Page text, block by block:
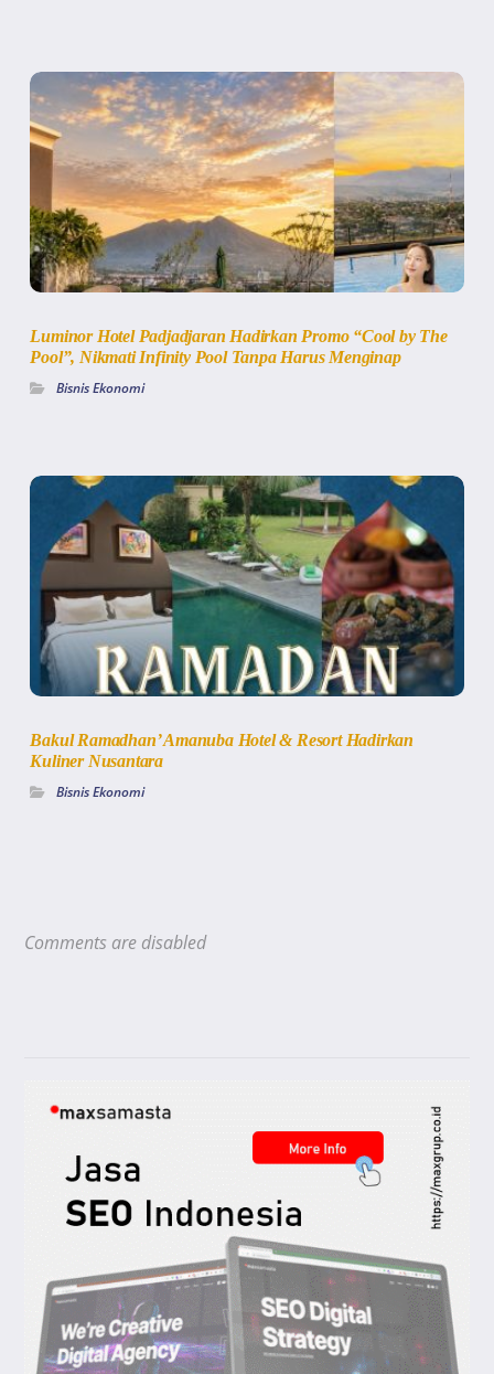
Luminor Hotel Padjadjaran Hadirkan Promo “Cool by The
Pool”, Nikmati Infinity Pool Tanpa Harus Menginap
Bisnis Ekonomi
Bakul Ramadhan’ Amanuba Hotel & Resort Hadirkan
Kuliner Nusantara
Bisnis Ekonomi
Comments are disabled